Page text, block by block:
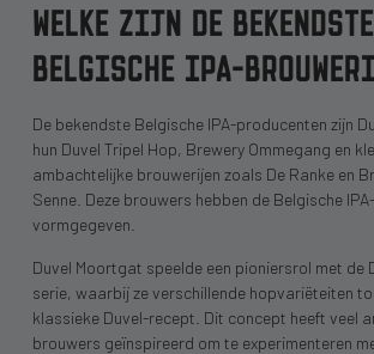
WELKE ZIJN DE BEKENDSTE
BELGISCHE IPA-
De bekendste Belgische IPA-producenten zijn
hun Duvel Tripel Hop, Brewery Ommegang en
ambachtelijke brouwerijen zoals De Ranke en
Senne. Deze brouwers hebben de Belgische
vormgegeven.
Duvel Moortgat speelde een pioniersrol met de
serie, waarbij ze verschillende hopvariëteiten
klassieke Duvel-recept. Dit concept heeft veel
brouwers geïnspireerd om te experimenteren